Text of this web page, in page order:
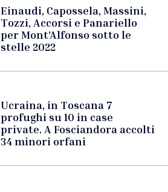
Einaudi, Capossela, Massini,
Tozzi, Accorsi e Panariello
per Mont’Alfonso sotto le
stelle 2022
Ucraina, in Toscana 7
profughi su 10 in case
private. A Fosciandora accolti
34 minori orfani